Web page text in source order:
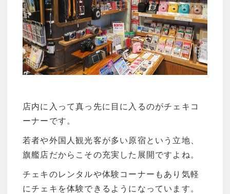
店内に入って真っ先に目に入るのがチェキコ
ーナーです。
若者や外国人観光客が多い原宿という立地、
旗艦店だからこその充実した展開ですよね。
チェキのレンタルや体験コーナーもあり気軽
にチェキを体験できるようになっています。